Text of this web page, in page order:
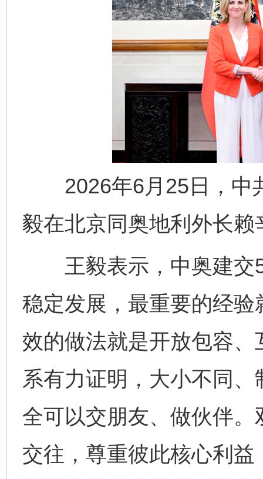
2026年6月25日，中
毅在北京同奥地利外长赖
王毅表示，中奥建交
稳定发展，最重要的经
效的做法就是开放包容
系有力证明，大小不同
全可以交朋友、做伙伴
交往，尊重彼此核心利